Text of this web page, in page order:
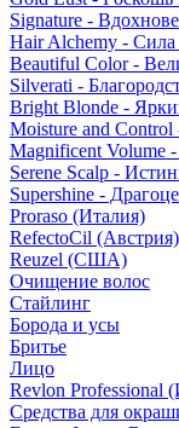
Signature -
Hair Alchemy -
Beautiful Color -
Silverati -
Bright Blonde -
Moisture and
Magnificent Volume
Serene Scalp -
Supershine -
Proraso (Италия)
RefectoCil (Австрия)
Reuzel (США)
Очищение волос
Стайлинг
Борода и усы
Бритье
Лицо
Revlon Professional
Средства для